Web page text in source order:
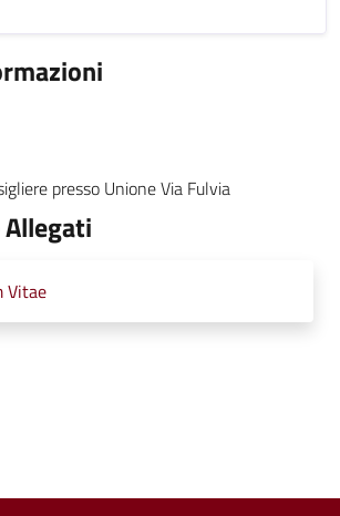
presso Unione Via Fulvia
Vitae